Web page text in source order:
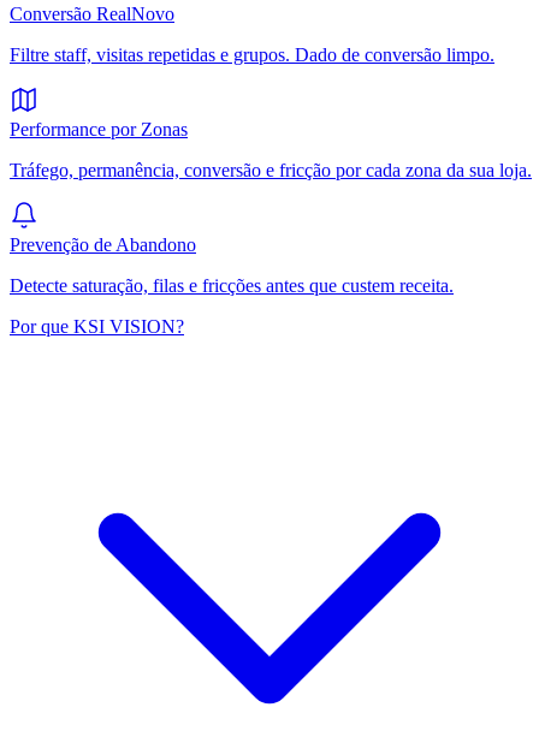
Conversão RealNovo
Filtre staff, visitas repetidas e grupos. Dado de conversão limpo.
Performance por Zonas
Tráfego, permanência, conversão e fricção por cada zona da sua loja.
Prevenção de Abandono
Detecte saturação, filas e fricções antes que custem receita.
Por que KSI VISION?